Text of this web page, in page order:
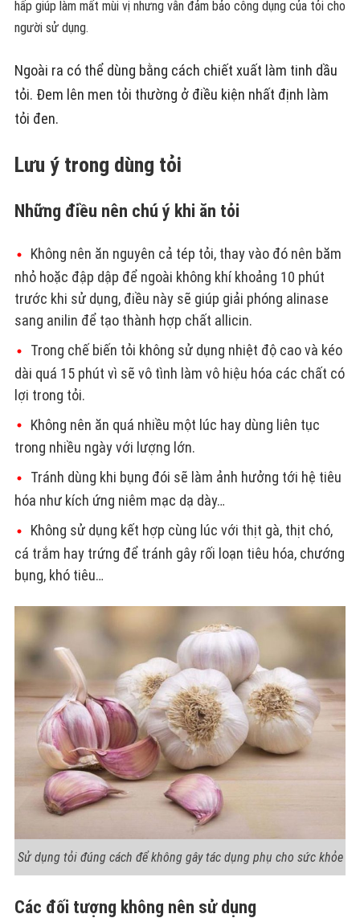
hấp giúp làm mất mùi vị nhưng vẫn đảm bảo công dụng của tỏi cho
người sử dụng.
Ngoài ra có thể dùng bằng cách chiết xuất làm tinh dầu
tỏi. Đem lên men tỏi thường ở điều kiện nhất định làm
tỏi đen.
Lưu ý trong dùng tỏi
Những điều nên chú ý khi ăn tỏi
Không nên ăn nguyên cả tép tỏi, thay vào đó nên băm
nhỏ hoặc đập dập để ngoài không khí khoảng 10 phút
trước khi sử dụng, điều này sẽ giúp giải phóng alinase
sang anilin để tạo thành hợp chất allicin.
Trong chế biến tỏi không sử dụng nhiệt độ cao và kéo
dài quá 15 phút vì sẽ vô tình làm vô hiệu hóa các chất có
lợi trong tỏi.
Không nên ăn quá nhiều một lúc hay dùng liên tục
trong nhiều ngày với lượng lớn.
Tránh dùng khi bụng đói sẽ làm ảnh hưởng tới hệ tiêu
hóa như kích ứng niêm mạc dạ dày…
Không sử dụng kết hợp cùng lúc với thịt gà, thịt chó,
cá trắm hay trứng để tránh gây rối loạn tiêu hóa, chướng
bụng, khó tiêu…
Sử dụng tỏi đúng cách để không gây tác dụng phụ cho sức khỏe
Các đối tượng không nên sử dụng